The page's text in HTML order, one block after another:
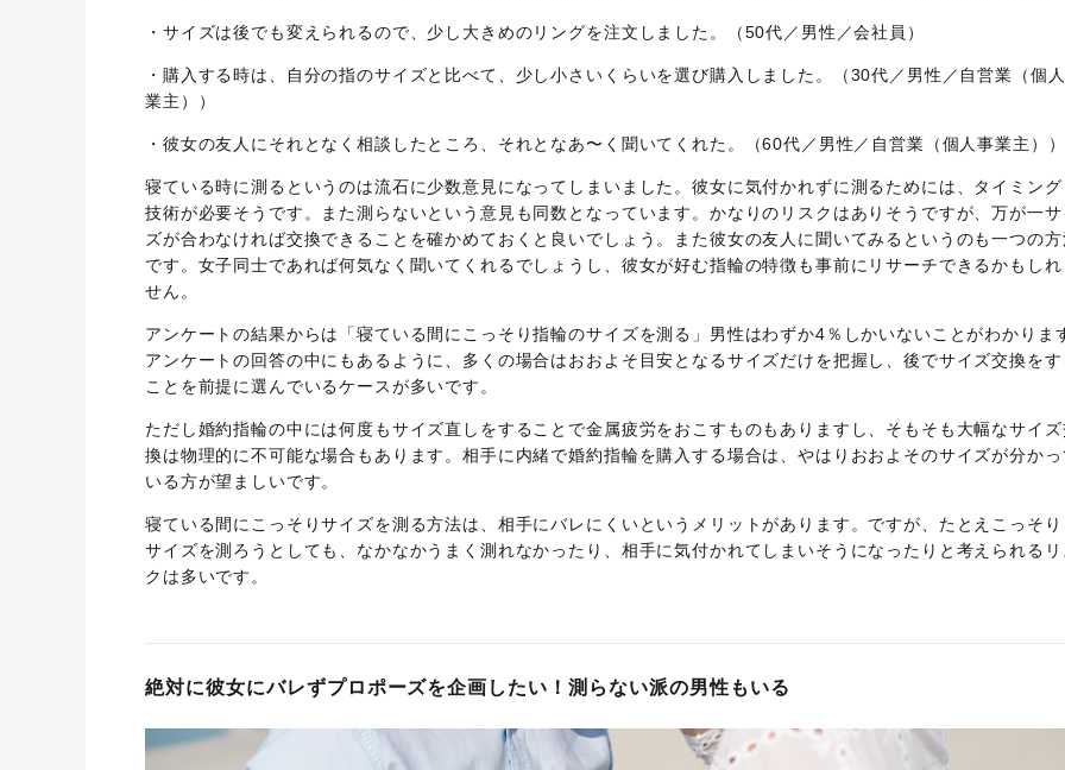
・サイズは後でも変えられるので、少し大きめのリングを注文しました。（50代／男性／会社員）
・購入する時は、自分の指のサイズと比べて、少し小さいくらいを選び購入しました。（30代／男性／自営業（個
業主））
・彼女の友人にそれとなく相談したところ、それとなあ〜く聞いてくれた。（60代／男性／自営業（個人事業主））
寝ている時に測るというのは流石に少数意見になってしまいました。彼女に気付かれずに測るためには、タイミン
技術が必要そうです。また測らないという意見も同数となっています。かなりのリスクはありそうですが、万が一
ズが合わなければ交換できることを確かめておくと良いでしょう。また彼女の友人に聞いてみるというのも一つの
です。女子同士であれば何気なく聞いてくれるでしょうし、彼女が好む指輪の特徴も事前にリサーチできるかもし
せん。
アンケートの結果からは「寝ている間にこっそり指輪のサイズを測る」男性はわずか4％しかいないことがわかりま
アンケートの回答の中にもあるように、多くの場合はおおよそ目安となるサイズだけを把握し、後でサイズ交換を
ことを前提に選んでいるケースが多いです。
ただし婚約指輪の中には何度もサイズ直しをすることで金属疲労をおこすものもありますし、そもそも大幅なサイ
換は物理的に不可能な場合もあります。相手に内緒で婚約指輪を購入する場合は、やはりおおよそのサイズが分か
いる方が望ましいです。
寝ている間にこっそりサイズを測る方法は、相手にバレにくいというメリットがあります。ですが、たとえこっそ
サイズを測ろうとしても、なかなかうまく測れなかったり、相手に気付かれてしまいそうになったりと考えられる
クは多いです。
絶対に彼女にバレずプロポーズを企画したい！測らない派の男性もいる